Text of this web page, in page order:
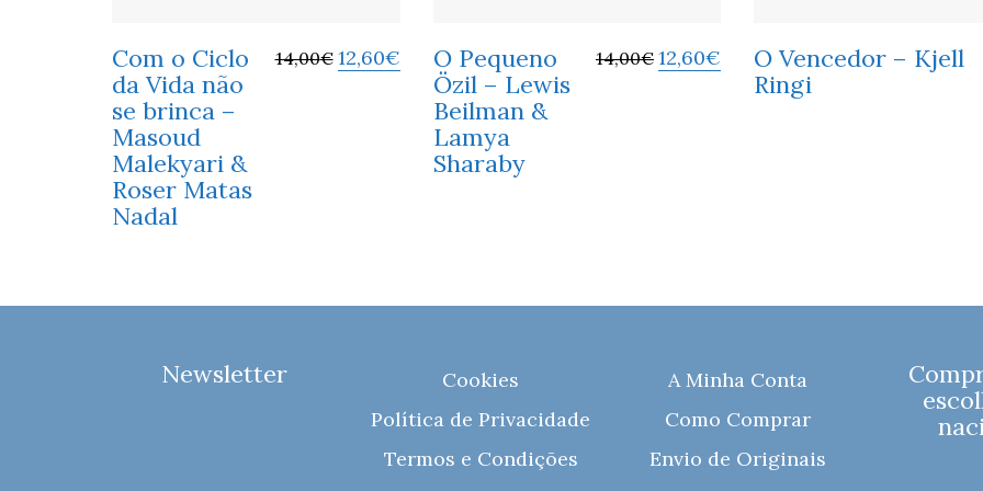
Com o Ciclo
da Vida não
se brinca –
Masoud
Malekyari &
Roser Matas
Nadal
14,00€ 12,60€
O Pequeno
Özil – Lewis
Beilman &
Lamya
Sharaby
14,00€ 12,60€
O Vencedor – Kjell
Ringi
Newsletter
Cookies
Política de Privacidade
Termos e Condições
A Minha Conta
Como Comprar
Envio de Originais